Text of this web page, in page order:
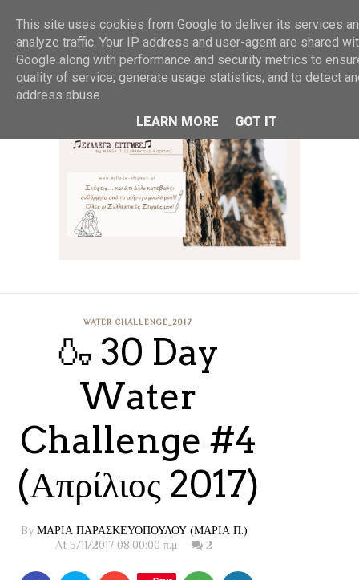
MENU
WATER CHALLENGE_2017
🍶 30 Day
Water
Challenge #4
(Απρίλιος 2017)
By ΜΑΡΙΑ ΠΑΡΑΣΚΕΥΟΠΟΥΛΟΥ (ΜΑΡΙΑ Π.)
At 5/11/2017 08:00:00 π.μ.
2
This site uses cookies from Google to deliver its services
analyze traffic. Your IP address and user-agent are shared
Google along with performance and security metrics to
quality of service, generate usage statistics, and to detect
address abuse.
LEARN MORE
GOT IT